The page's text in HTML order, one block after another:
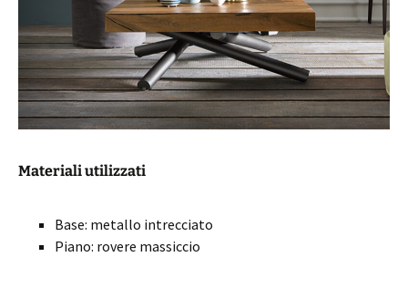
Materiali utilizzati
Base: metallo intrecciato
Piano: rovere massiccio